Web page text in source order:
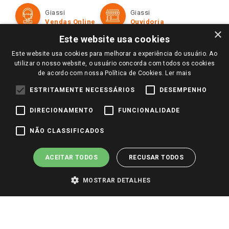
Televendas
Perguntas frequentes
Trabalhe Conosco
Identidade Visual
Formas de Pagamento
Políticas de entrega
Trocas e Devoluções
Giassi
Vendas Online
Giassi
Ouvidoria
Redes Sociais
Pagamento e Segurança
×
Este website usa cookies
Este website usa cookies para melhorar a experiência do usuário. Ao
utilizar o nosso website, o usuário concorda com todos os cookies
de acordo com nossa Política de Cookies. Ler mais
ESTRITAMENTE NECESSÁRIOS DESEMPENHO
DIRECIONAMENTO FUNCIONALIDADE
NÃO CLASSIFICADOS
ACEITAR TODOS RECUSAR TODOS
MOSTRAR DETALHES